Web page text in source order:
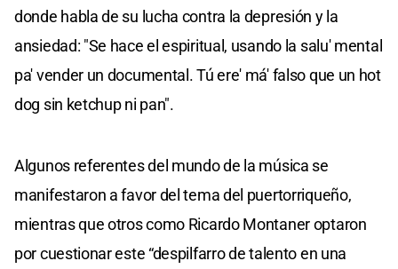
donde habla de su lucha contra la depresión y la
ansiedad: "Se hace el espiritual, usando la salu' mental
pa' vender un documental. Tú ere' má' falso que un hot
dog sin ketchup ni pan".
Algunos referentes del mundo de la música se
manifestaron a favor del tema del puertorriqueño,
mientras que otros como Ricardo Montaner optaron
por cuestionar este “despilfarro de talento en una